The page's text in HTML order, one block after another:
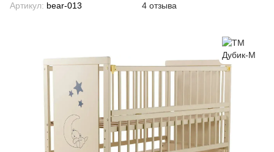
Артикул: bear-013 4 отзыва